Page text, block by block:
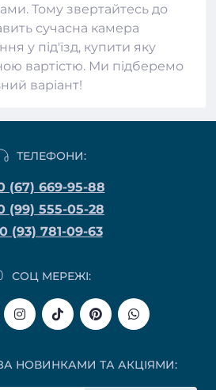
Тому звертайтесь до
сучасна камера
у під'їзд, купити яку
вартістю. Ми підберемо
варіант!
ТЕЛЕФОНИ:
(67) 669-95-88
(99) 555-05-28
(93) 781-09-63
СОЦ МЕРЕЖІ:
НОВИНКАМИ ТА АКЦІЯМИ: